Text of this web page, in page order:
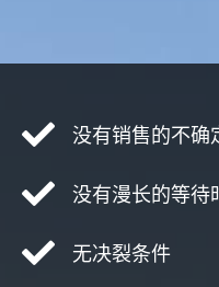
没有销售的不确
没有漫长的等待
无决裂条件